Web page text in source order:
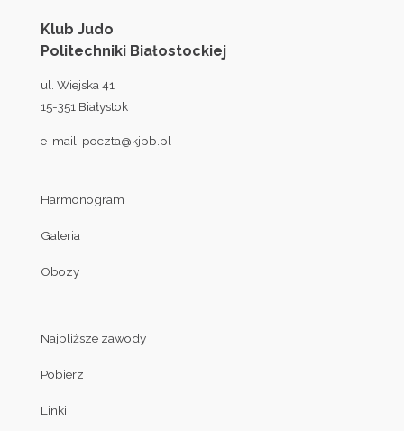
Klub Judo
Politechniki Białostockiej
ul. Wiejska 41
15-351 Białystok
e-mail: poczta@kjpb.pl
Harmonogram
Galeria
Obozy
Najbliższe zawody
Pobierz
Linki